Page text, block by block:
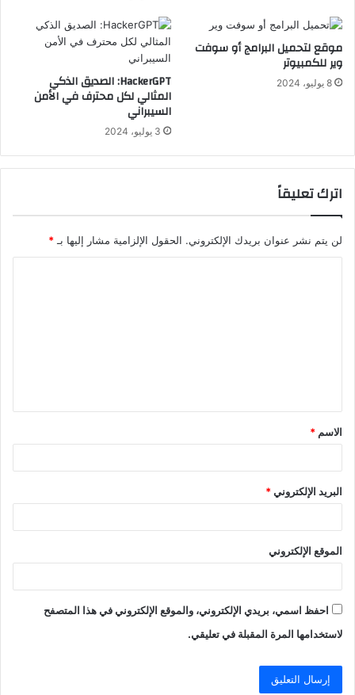
موقع لتحميل البرامج أو سوفت
وير للكمبيوتر
8 يوليو، 2024 HackerGPT: الصديق الذكي
المثالي لكل محترف في الأمن
السيبراني
3 يوليو، 2024
اترك تعليقاً
لن يتم نشر عنوان بريدك الإلكتروني. الحقول الإلزامية مشار إليها بـ *
ق
*
الاسم *
البريد الإلكتروني*
الموقع الإلكتروني
احفظ اسمي، بريدي الإلكتروني، والموقع الإلكتروني في هذا المتصفح
لاستخدامها المرة المقبلة في تعليقي.